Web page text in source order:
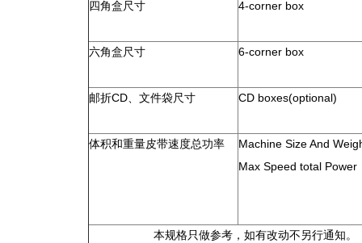
四角盒尺寸 4-corner box
六角盒尺寸 6-corner box
邮折CD、文件袋尺寸 CD boxes(optional)
体积和重量皮带速度总功率
Machine Size And
Max Speed total Power
本规格只做参考，如有改动不另行通知。